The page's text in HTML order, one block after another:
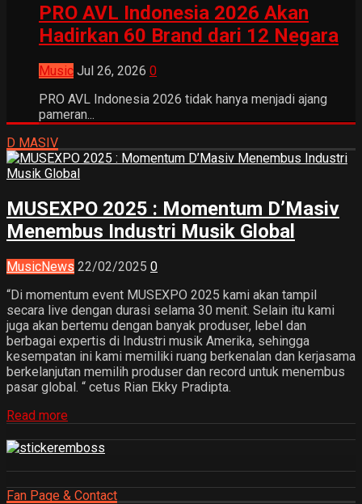
PRO AVL Indonesia 2026 Akan
Hadirkan 60 Brand dari 12 Negara
Music Jul 26, 2026 0
PRO AVL Indonesia 2026 tidak hanya menjadi ajang
pameran...
D MASIV
MUSEXPO 2025 : Momentum D’Masiv
Menembus Industri Musik Global
MusicNews 22/02/2025 0
“Di momentum event MUSEXPO 2025 kami akan tampil
secara live dengan durasi selama 30 menit. Selain itu kami
juga akan bertemu dengan banyak produser, lebel dan
berbagai expertis di Industri musik Amerika, sehingga
kesempatan ini kami memiliki ruang berkenalan dan kerjasama
berkelanjutan memilih produser dan record untuk menembus
pasar global. “ cetus Rian Ekky Pradipta.
Read more
Fan Page & Contact